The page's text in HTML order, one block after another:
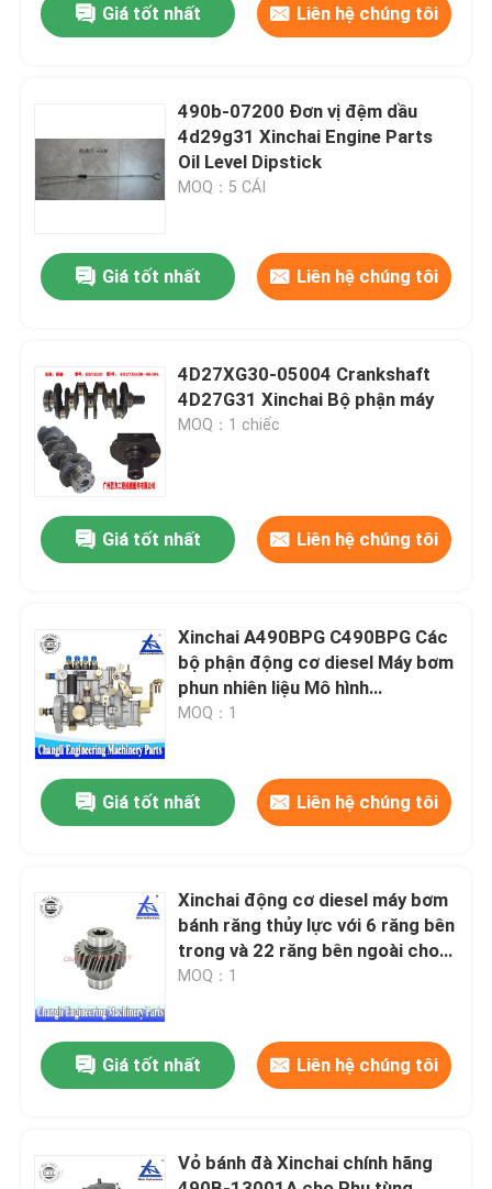
Nhà
Video
Về chúng tôi
Tham quan nhà máy
Kiểm soát chất lượng
Liên hệ với chúng tôi
Yêu cầu báo giá
Bộ sưu tập khối động cơ và phụ kiện
Giá tốt nhất Liên hệ chúng tôi
490b-07200 Đơn vị đệm dầu
4d29g31 Xinchai Engine Parts
Oil Level Dipstick
MOQ：5 CÁI
Giá tốt nhất Liên hệ chúng tôi
4D27XG30-05004 Crankshaft
4D27G31 Xinchai Bộ phận máy
MOQ：1 chiếc
Giá tốt nhất Liên hệ chúng tôi
Xinchai A490BPG C490BPG Các
bộ phận động cơ diesel Máy bơm
phun nhiên liệu Mô hình
4QT72ZH-1 BH4Q80R9
MOQ：1
Giá tốt nhất Liên hệ chúng tôi
Xinchai động cơ diesel máy bơm
bánh răng thủy lực với 6 răng bên
trong và 22 răng bên ngoài cho
xe nâng mô hình 490BPG
MOQ：1
Giá tốt nhất Liên hệ chúng tôi
Vỏ bánh đà Xinchai chính hãng